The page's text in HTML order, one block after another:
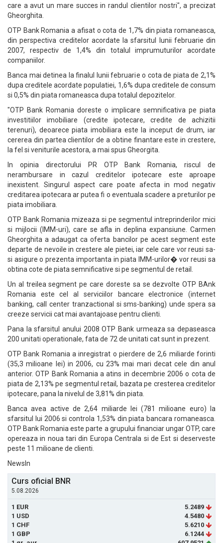
care a avut un mare succes in randul clientilor nostri", a precizat
Gheorghita.
OTP Bank Romania a afisat o cota de 1,7% din piata romaneasca,
din perspectiva creditelor acordate la sfarsitul lunii februarie din
2007, respectiv de 1,4% din totalul imprumuturilor acordate
companiilor.
Banca mai detinea la finalul lunii februarie o cota de piata de 2,1%
dupa creditele acordate populatiei, 1,6% dupa creditele de consum
si 0,5% din piata romaneasca dupa totalul depozitelor.
"OTP Bank Romania doreste o implicare semnificativa pe piata
investitiilor imobiliare (credite ipotecare, credite de achizitii
terenuri), deoarece piata imobiliara este la inceput de drum, iar
cererea din partea clientilor de a obtine finantare este in crestere,
la fel si veniturile acestora, a mai spus Gheorgita.
In opinia directorului PR OTP Bank Romania, riscul de
nerambursare in cazul creditelor ipotecare este aproape
inexistent. Singurul aspect care poate afecta in mod negativ
creditarea ipotecara ar putea fi o eventuala scadere a preturilor pe
piata imobiliara.
OTP Bank Romania mizeaza si pe segmentul intreprinderilor mici
si mijlocii (IMM-uri), care se afla in deplina expansiune. Carmen
Gheorghita a adaugat ca oferta bancilor pe acest segment este
departe de nevoile in crestere ale pietei, iar cele care vor reusi sa-
si asigure o prezenta importanta in piata IMM-urilor� vor reusi sa
obtina cote de piata semnificative si pe segmentul de retail.
Un al treilea segment pe care doreste sa se dezvolte OTP BAnk
Romania este cel al serviciilor bancare electronice (internet
banking, call center tranzactional si sms-banking) unde spera sa
creeze servicii cat mai avantajoase pentru clienti.
Pana la sfarsitul anului 2008 OTP Bank urmeaza sa depaseasca
200 unitati operationale, fata de 72 de unitati cat sunt in prezent.
OTP Bank Romania a inregistrat o pierdere de 2,6 miliarde forinti
(35,3 milioane lei) in 2006, cu 23% mai mari decat cele din anul
anterior. OTP Bank Romania a atins in decembrie 2006 o cota de
piata de 2,13% pe segmentul retail, bazata pe cresterea creditelor
ipotecare, pana la nivelul de 3,81% din piata.
Banca avea active de 2,64 miliarde lei (781 milioane euro) la
sfarsitul lui 2006 si controla 1,53% din piata bancara romaneasca.
OTP Bank Romania este parte a grupului financiar ungar OTP, care
opereaza in noua tari din Europa Centrala si de Est si deserveste
peste 11 milioane de clienti.
NewsIn
Curs oficial BNR
5.08.2026
1 EUR
5.2489
1 USD
4.5480
1 CHF
5.6210
1 GBP
6.1244